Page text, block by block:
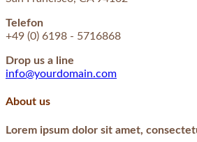
Telefon
+49 (0) 6198 - 5716868
Drop us a line
info@yourdomain.com
About us
Lorem ipsum dolor sit amet,